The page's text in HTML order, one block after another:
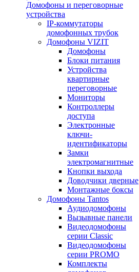
Домофоны и переговорные
устройства
IP-коммутаторы
домофонных трубок
Домофоны VIZIT
Домофоны
Блоки питания
Устройства
квартирные
переговорные
Мониторы
Контроллеры
доступа
Электронные
ключи-
идентификаторы
Замки
электромагнитные
Кнопки выхода
Доводчики дверные
Монтажные боксы
Домофоны Tantos
Аудиодомофоны
Вызывные панели
Видеодомофоны
серии Classic
Видеодомофоны
серии PROMO
Комплекты